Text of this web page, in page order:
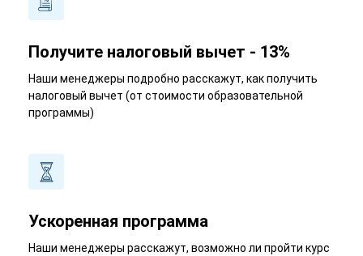
Получите налоговый вычет - 13%
Наши менеджеры подробно расскажут, как получить
налоговый вычет (от стоимости образовательной
программы)
Ускоренная программа
Наши менеджеры расскажут, возможно ли пройти курс